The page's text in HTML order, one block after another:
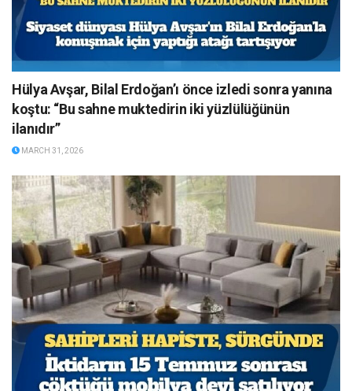
Hülya Avşar, Bilal Erdoğan’ı önce izledi sonra yanına
koştu: “Bu sahne muktedirin iki yüzlülüğünün
ilanıdır”
MARCH 31, 2026